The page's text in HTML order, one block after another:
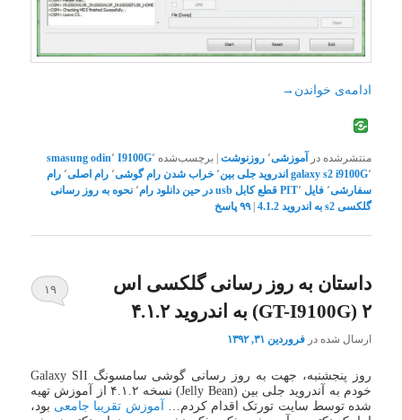
ادامه‌ی خواندن →
منتشرشده در آموزشی٬ روزنوشت |برچسب‌شده I9100G٬ odin٬
smasung
galaxy s2 i9100G٬ اندروید جلی بین٬ خراب شدن رام گوشی٬ رام اصلی٬ رام
سفارشی٬ فایل PIT ٬ قطع کابل usb در حین دانلود رام ٬ نحوه به روز رسانی
گلکسی s2 به اندروید 4.1.2
|۹۹پاسخ
داستان به روز رسانی گلکسی اس
۲ (GT-I9100G) به اندروید ۴.۱.۲
ارسال شده درفروردین ۳۱, ۱۳۹۲
۱۹
روز پنجشنبه، جهت به روز رسانی گوشی سامسونگ Galaxy SII
خودم به آندروید جلی بین (Jelly Bean) نسخه ۴.۱.۲ از آموزش تهیه
شده توسط سایت تورتک اقدام کردم… آموزش تقریبا جامعی بود،